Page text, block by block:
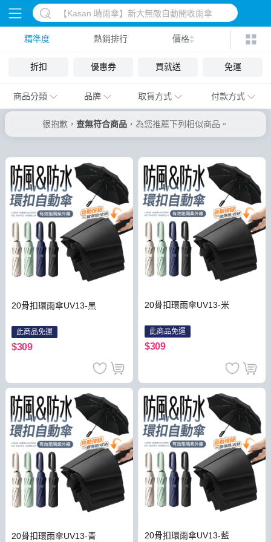
精準度 熱銷排行 價格
折扣 優惠券 買就送 免運
商品分類 品牌 取貨方式 付款方式
很抱歉， 查無符合商品 ，為您推薦下列相似商品。
20骨扣環雨傘UV13-黑
此商品免運
$309
20骨扣環雨傘UV13-米
此商品免運
$309
20骨扣環雨傘UV13-青 20骨扣環雨傘UV13-藍